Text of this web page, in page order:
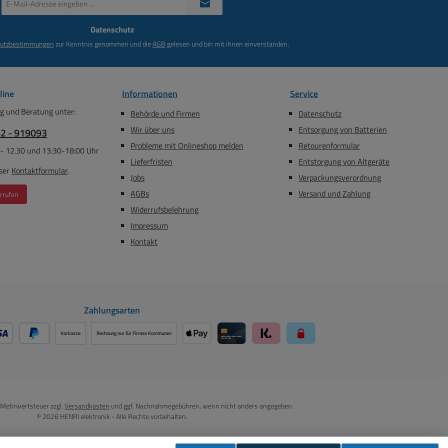
2 =
(230V):
E
160mm
Mail-
Datenschutz
zur Kenntnis genommen und dieAGB gelesen und bin mit ihnen einverstanden.
und Beratung unter:
- 919093
12.30 und 13:30-18:00 Uhr
Kontaktformular.
Informationen
Behörde und Firmen
Wir über uns
Probleme mit Onlineshop melden
Lieferfristen
Jobs
AGBs
Widerrufsbelehrung
Impressum
Kontakt
Service
Datenschutz
Entsorgung von Batterien
Retourenformular
Entstorgung von Altgeräte
Verpackungsverordnung
Versand und Zahlung
Zahlungsarten
Vorkasse Rechnung nur für Firmen Kommunen
zzgl.Versandkosten und ggf. Nachnahmegebühren, wenn nicht anders angegeben.
© 2026 HENRI elektronik - Alle Rechte vorbehalten.